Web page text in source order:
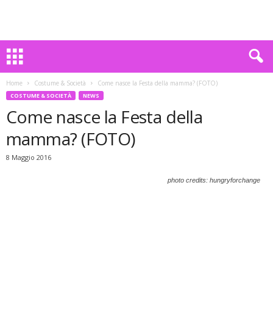
Home Costume & Società Come nasce la Festa della mamma? (FOTO)
COSTUME & SOCIETÀ NEWS
Come nasce la Festa della
mamma? (FOTO)
8 Maggio 2016
photo credits: hungryforchange